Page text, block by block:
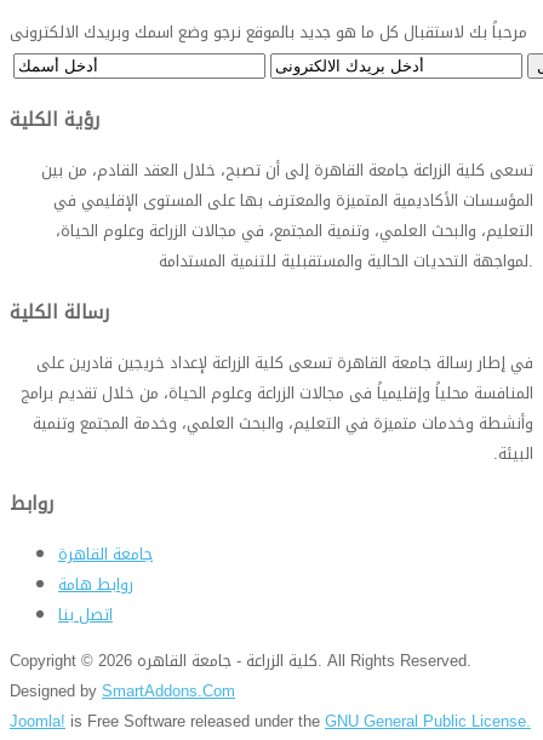
مرحباً بك لاستقبال كل ما هو جديد بالموقع نرجو وضع اسمك وبريدك الالكترونى
رؤية الكلية
تسعى كلية الزراعة جامعة القاهرة إلى أن تصبح، خلال العقد القادم، من بين
المؤسسات الأكاديمية المتميزة والمعترف بها على المستوى الإقليمي في
التعليم، والبحث العلمي، وتنمية المجتمع، في مجالات الزراعة وعلوم الحياة،
لمواجهة التحديات الحالية والمستقبلية للتنمية المستدامة.
في إطار رسالة جامعة القاهرة تسعى كلية الزراعة لإعداد خريجين قادرين على
المنافسة محلياً وإقليمياً فى مجالات الزراعة وعلوم الحياة، من خلال تقديم برامج
وأنشطة وخدمات متميزة في التعليم، والبحث العلمي، وخدمة المجتمع وتنمية
البيئة.
روابط
جامعة القاهرة
روابط هامة
اتصل بنا
Copyright © 2026 كلية الزراعة - جامعة القاهره. All Rights Reserved.
Designed bySmartAddons.Com
Joomla! is Free Software released under theGNU General Public License.